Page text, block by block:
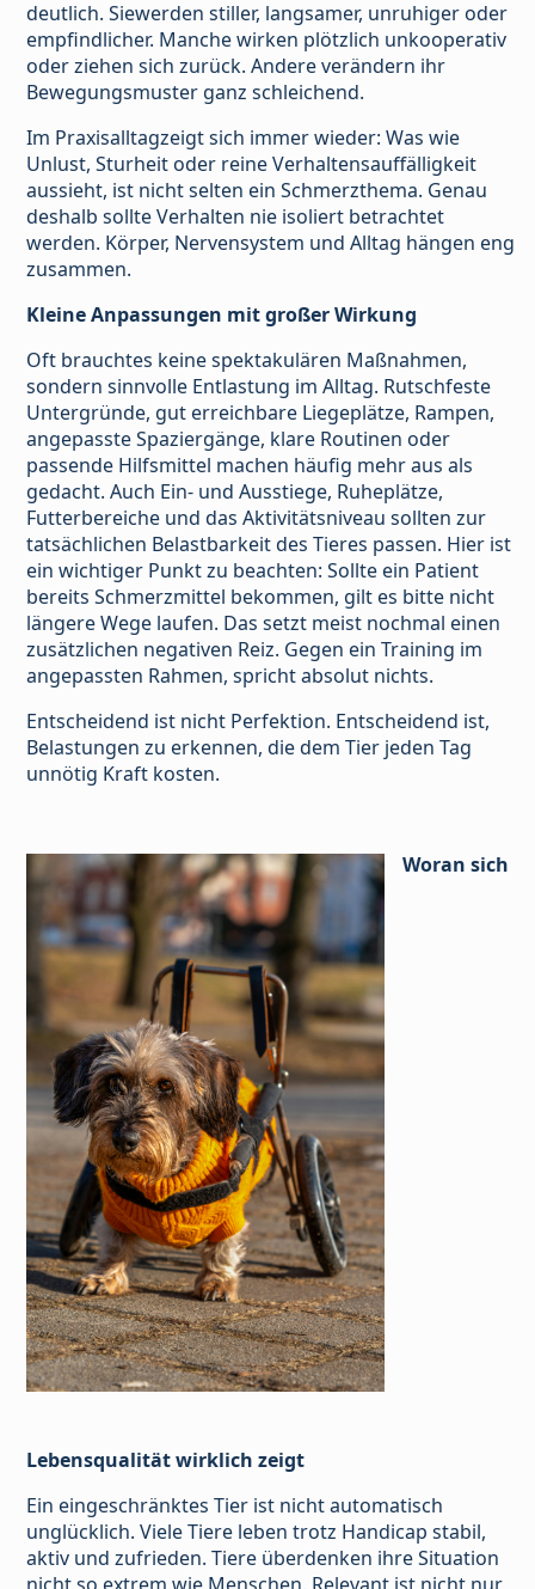
deutlich. Siewerden stiller, langsamer, unruhiger oder
empfindlicher. Manche wirken plötzlich unkooperativ
oder ziehen sich zurück. Andere verändern ihr
Bewegungsmuster ganz schleichend.
Im Praxisalltagzeigt sich immer wieder: Was wie
Unlust, Sturheit oder reine Verhaltensauffälligkeit
aussieht, ist nicht selten ein Schmerzthema. Genau
deshalb sollte Verhalten nie isoliert betrachtet
werden. Körper, Nervensystem und Alltag hängen eng
zusammen.
Kleine Anpassungen mit großer Wirkung
Oft brauchtes keine spektakulären Maßnahmen,
sondern sinnvolle Entlastung im Alltag. Rutschfeste
Untergründe, gut erreichbare Liegeplätze, Rampen,
angepasste Spaziergänge, klare Routinen oder
passende Hilfsmittel machen häufig mehr aus als
gedacht. Auch Ein- und Ausstiege, Ruheplätze,
Futterbereiche und das Aktivitätsniveau sollten zur
tatsächlichen Belastbarkeit des Tieres passen. Hier ist
ein wichtiger Punkt zu beachten: Sollte ein Patient
bereits Schmerzmittel bekommen, gilt es bitte nicht
längere Wege laufen. Das setzt meist nochmal einen
zusätzlichen negativen Reiz. Gegen ein Training im
angepassten Rahmen, spricht absolut nichts.
Entscheidend ist nicht Perfektion. Entscheidend ist,
Belastungen zu erkennen, die dem Tier jeden Tag
unnötig Kraft kosten.
Woran sich
Lebensqualität wirklich zeigt
Ein eingeschränktes Tier ist nicht automatisch
unglücklich. Viele Tiere leben trotz Handicap stabil,
aktiv und zufrieden. Tiere überdenken ihre Situation